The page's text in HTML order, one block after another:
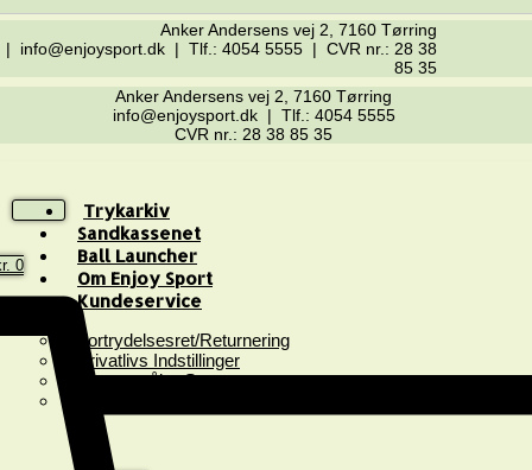
Anker Andersens vej 2, 7160 Tørring
| info@enjoysport.dk | Tlf.: 4054 5555 | CVR nr.: 28 38
85 35
Anker Andersens vej 2, 7160 Tørring
info@enjoysport.dk | Tlf.: 4054 5555
CVR nr.: 28 38 85 35
Trykarkiv
Sandkassenet
Ball Launcher
Om Enjoy Sport
Kundeservice
Fortrydelsesret/Returnering
Privatlivs Indstillinger
Spørgsmål & Svar
0